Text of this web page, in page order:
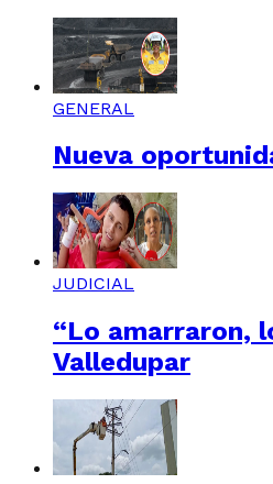
GENERAL
Nueva
JUDICIAL
“Lo amarraron,
Valledupar